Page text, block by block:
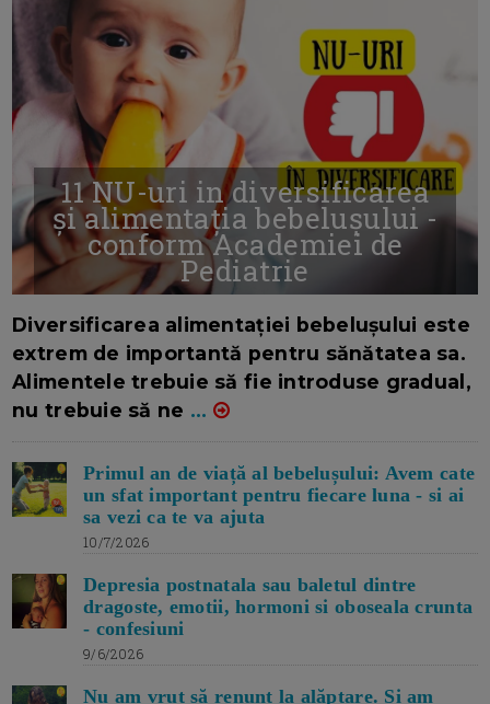
11 NU-uri in diversificarea
și alimentația bebelușului -
conform Academiei de
Pediatrie
Diversificarea alimentației bebelușului este
extrem de importantă pentru sănătatea sa.
Alimentele trebuie să fie introduse gradual,
nu trebuie să ne ...
Primul an de viață al bebelușului: Avem cate
un sfat important pentru fiecare luna - si ai
sa vezi ca te va ajuta
10/7/2026
Depresia postnatala sau baletul dintre
dragoste, emotii, hormoni si oboseala crunta
- confesiuni
9/6/2026
Nu am vrut să renunț la alăptare. Si am